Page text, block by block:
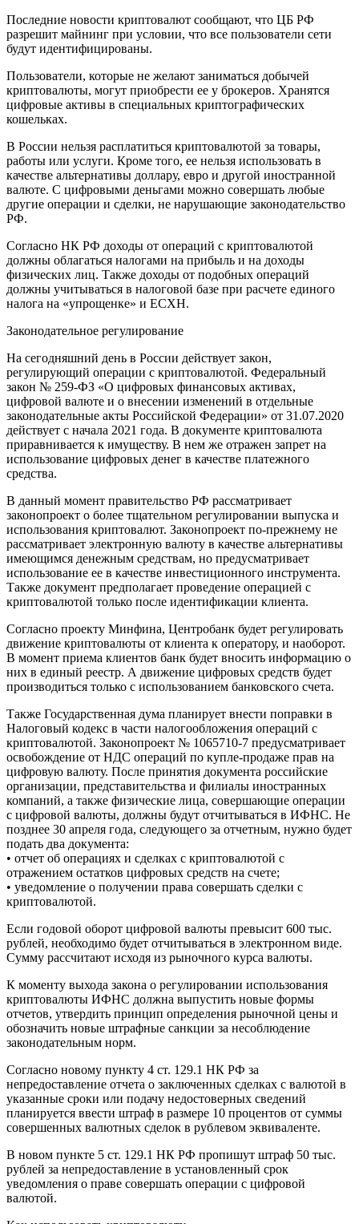
Последние новости криптовалют сообщают, что ЦБ РФ
разрешит майнинг при условии, что все пользователи сети
будут идентифицированы.
Пользователи, которые не желают заниматься добычей
криптовалюты, могут приобрести ее у брокеров. Хранятся
цифровые активы в специальных криптографических
кошельках.
В России нельзя расплатиться криптовалютой за товары,
работы или услуги. Кроме того, ее нельзя использовать в
качестве альтернативы доллару, евро и другой иностранной
валюте. С цифровыми деньгами можно совершать любые
другие операции и сделки, не нарушающие законодательство
РФ.
Согласно НК РФ доходы от операций с криптовалютой
должны облагаться налогами на прибыль и на доходы
физических лиц. Также доходы от подобных операций
должны учитываться в налоговой базе при расчете единого
налога на «упрощенке» и ЕСХН.
Законодательное регулирование
На сегодняшний день в России действует закон,
регулирующий операции с криптовалютой. Федеральный
закон № 259-ФЗ «О цифровых финансовых активах,
цифровой валюте и о внесении изменений в отдельные
законодательные акты Российской Федерации» от 31.07.2020
действует с начала 2021 года. В документе криптовалюта
приравнивается к имуществу. В нем же отражен запрет на
использование цифровых денег в качестве платежного
средства.
В данный момент правительство РФ рассматривает
законопроект о более тщательном регулировании выпуска и
использования криптовалют. Законопроект по-прежнему не
рассматривает электронную валюту в качестве альтернативы
имеющимся денежным средствам, но предусматривает
использование ее в качестве инвестиционного инструмента.
Также документ предполагает проведение операцией с
криптовалютой только после идентификации клиента.
Согласно проекту Минфина, Центробанк будет регулировать
движение криптовалюты от клиента к оператору, и наоборот.
В момент приема клиентов банк будет вносить информацию о
них в единый реестр. А движение цифровых средств будет
производиться только с использованием банковского счета.
Также Государственная дума планирует внести поправки в
Налоговый кодекс в части налогообложения операций с
криптовалютой. Законопроект № 1065710-7 предусматривает
освобождение от НДС операций по купле-продаже прав на
цифровую валюту. После принятия документа российские
организации, представительства и филиалы иностранных
компаний, а также физические лица, совершающие операции
с цифровой валюты, должны будут отчитываться в ИФНС. Не
позднее 30 апреля года, следующего за отчетным, нужно будет
подать два документа:
• отчет об операциях и сделках с криптовалютой с
отражением остатков цифровых средств на счете;
• уведомление о получении права совершать сделки с
криптовалютой.
Если годовой оборот цифровой валюты превысит 600 тыс.
рублей, необходимо будет отчитываться в электронном виде.
Сумму рассчитают исходя из рыночного курса валюты.
К моменту выхода закона о регулировании использования
криптовалюты ИФНС должна выпустить новые формы
отчетов, утвердить принцип определения рыночной цены и
обозначить новые штрафные санкции за несоблюдение
законодательным норм.
Согласно новому пункту 4 ст. 129.1 НК РФ за
непредоставление отчета о заключенных сделках с валютой в
указанные сроки или подачу недостоверных сведений
планируется ввести штраф в размере 10 процентов от суммы
совершенных валютных сделок в рублевом эквиваленте.
В новом пункте 5 ст. 129.1 НК РФ пропишут штраф 50 тыс.
рублей за непредоставление в установленный срок
уведомления о праве совершать операции с цифровой
валютой.